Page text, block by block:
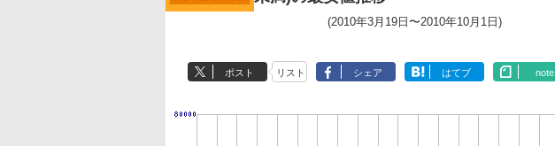
(2010年3月19日〜2010年10月1日)
ポスト リスト シェア はてブ note